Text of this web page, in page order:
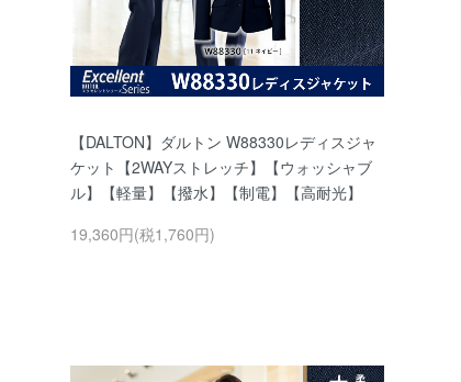
【DALTON】ダルトン W88330レディスジャ
ケット【2WAYストレッチ】【ウォッシャブ
ル】【軽量】【撥水】【制電】【高耐光】
19,360円(税1,760円)